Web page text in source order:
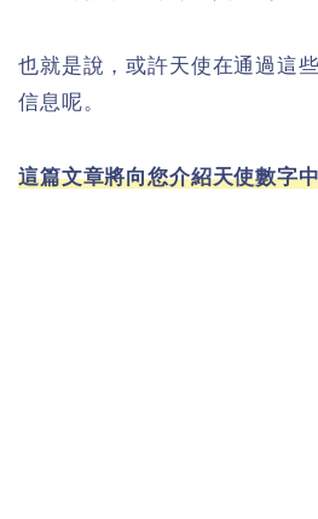
也就是說，或許天使在通過這
信息呢。
這篇文章將向您介紹天使數字